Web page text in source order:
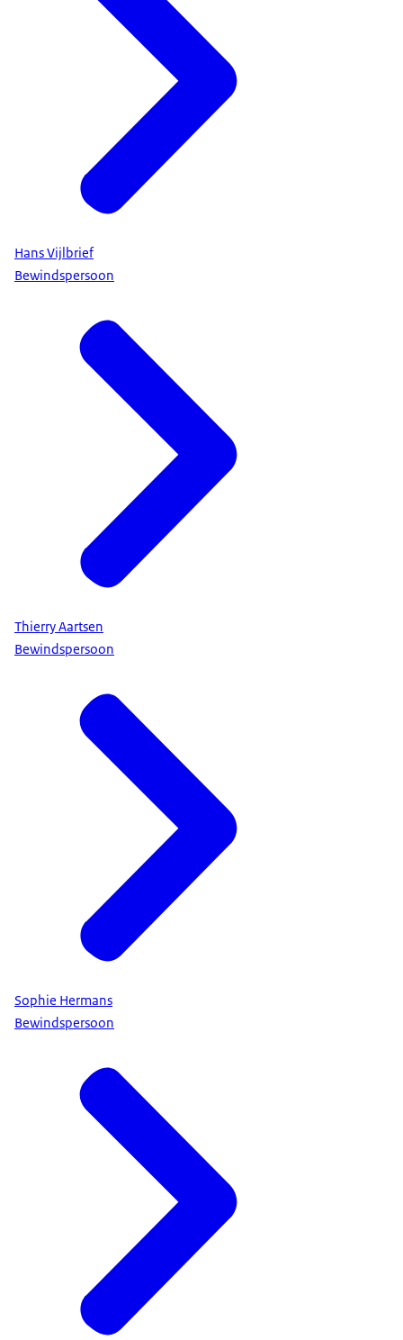
Hans Vijlbrief
Bewindspersoon
Thierry Aartsen
Bewindspersoon
Sophie Hermans
Bewindspersoon